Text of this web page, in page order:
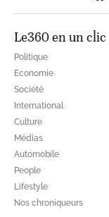
Le360 en un clic
Politique
Economie
Société
International
Culture
Médias
Automobile
People
Lifestyle
Nos chroniqueurs